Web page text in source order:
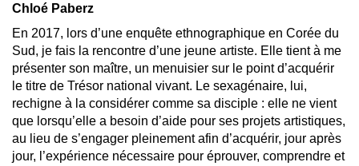
Chloé Paberz
En 2017, lors d’une enquête ethnographique en Corée du
Sud, je fais la rencontre d’une jeune artiste. Elle tient à me
présenter son maître, un menuisier sur le point d’acquérir
le titre de Trésor national vivant. Le sexagénaire, lui,
rechigne à la considérer comme sa disciple : elle ne vient
que lorsqu’elle a besoin d’aide pour ses projets artistiques,
au lieu de s’engager pleinement afin d’acquérir, jour après
jour, l’expérience nécessaire pour éprouver, comprendre et